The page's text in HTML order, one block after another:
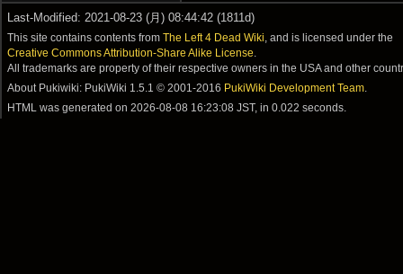
Last-Modified: 2021-08-23 (月) 08:44:42 (1811d)
This site contains contents from The Left 4 Dead Wiki , and is licensed under the
Creative Commons Attribution-Share Alike License
All trademarks are property of their respective owners in the USA and other
About Pukiwiki: PukiWiki 1.5.1 © 2001-2016 PukiWiki Development Team
HTML was generated on2026-08-08 16:23:08 JST, in 0.022 seconds.